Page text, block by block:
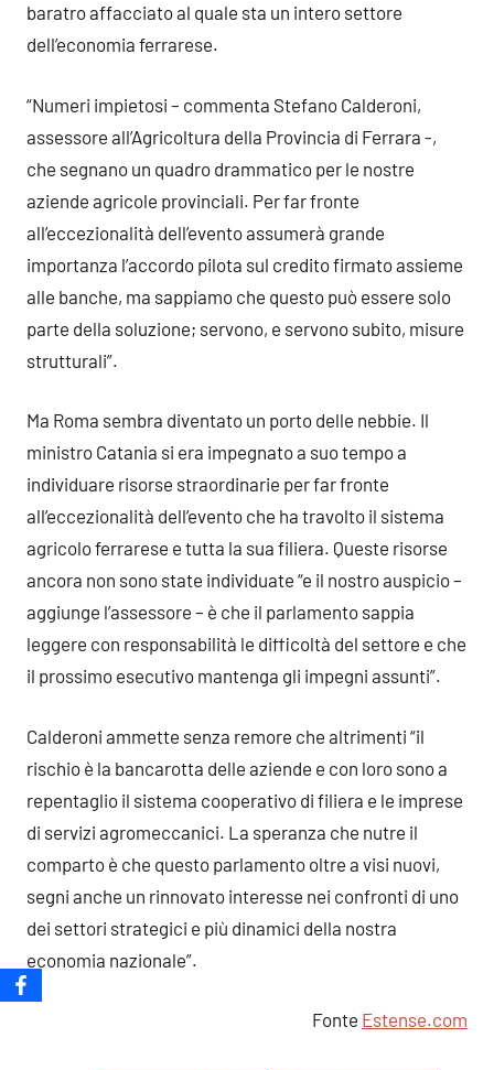
baratro affacciato al quale sta un intero settore
dell’economia ferrarese.
“Numeri impietosi – commenta Stefano Calderoni,
assessore all’Agricoltura della Provincia di Ferrara -,
che segnano un quadro drammatico per le nostre
aziende agricole provinciali. Per far fronte
all’eccezionalità dell’evento assumerà grande
importanza l’accordo pilota sul credito firmato assieme
alle banche, ma sappiamo che questo può essere solo
parte della soluzione; servono, e servono subito, misure
strutturali”.
Ma Roma sembra diventato un porto delle nebbie. Il
ministro Catania si era impegnato a suo tempo a
individuare risorse straordinarie per far fronte
all’eccezionalità dell’evento che ha travolto il sistema
agricolo ferrarese e tutta la sua filiera. Queste risorse
ancora non sono state individuate “e il nostro auspicio –
aggiunge l’assessore – è che il parlamento sappia
leggere con responsabilità le difficoltà del settore e che
il prossimo esecutivo mantenga gli impegni assunti”.
Calderoni ammette senza remore che altrimenti “il
rischio è la bancarotta delle aziende e con loro sono a
repentaglio il sistema cooperativo di filiera e le imprese
di servizi agromeccanici. La speranza che nutre il
comparto è che questo parlamento oltre a visi nuovi,
segni anche un rinnovato interesse nei confronti di uno
dei settori strategici e più dinamici della nostra
economia nazionale”.
Fonte Estense.com